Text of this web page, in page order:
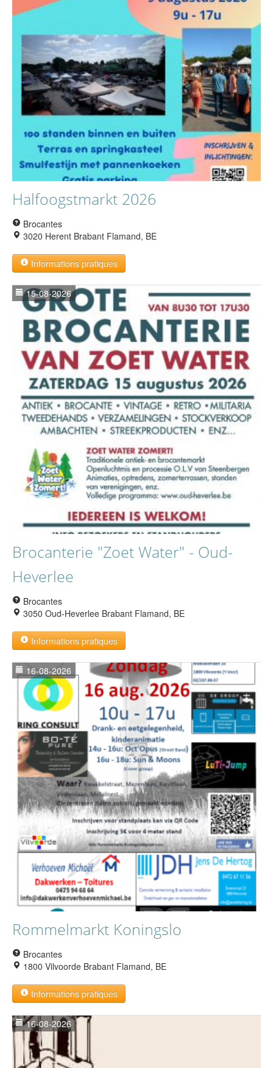
Halfoogstmarkt 2026
Brocantes
3020 Herent Brabant Flamand, BE
Informations pratiques
15-08-2026
Brocanterie "Zoet Water" - Oud-
Heverlee
Brocantes
3050 Oud-Heverlee Brabant Flamand, BE
Informations pratiques
16-08-2026
Rommelmarkt Koningslo
Brocantes
1800 Vilvoorde Brabant Flamand, BE
Informations pratiques
16-08-2026